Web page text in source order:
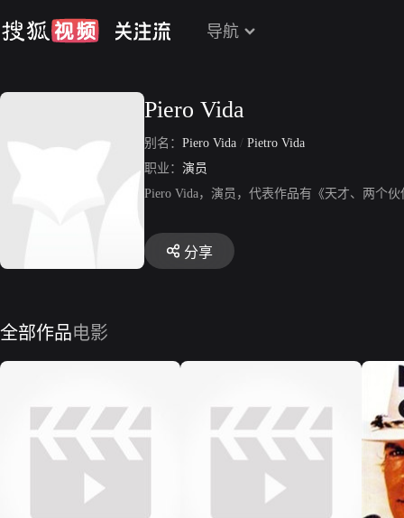
导航
Piero Vida
别名： Piero Vida / Pietro Vida
职业： 演员
Piero Vida，演员，代表作品有《天才、两个
分享
全部作品电影